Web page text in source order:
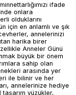
ifade
onlara
olduklarını
için en anlamlı ve şık
annelerinizi
harika birer
Anneler Günü
büyük bir önem
sahip olan
arasında yer
ile bilinir ve her
annelerinize hediye
yüzükler,